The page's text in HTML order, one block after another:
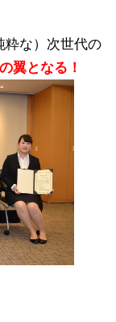
粋な）次世代の
翼となる！